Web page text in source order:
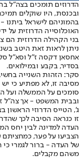
הדרוזים תומכים בצה"ל
ובכנסת, היו שוקלים
בהמוניהם לישראל
האוכלוסייה הדרוזית על
בני הקהילה הדרוזית הם
ניתן לראות זאת היטב
אחסאן דקסה ז"ל וסא"ל
בסדיר, בקבע ובמילואים.
סקר: הזהות השנייה
מסיבה זו, לא מפתיע כי
סומכים על הממשלה ועל
ובבית המשפט - אך צה"ל
ג', הטייס הדרוזי הראשון
זו כנראה הסיבה לכך
הצביעו על פער,
של העדה - ברור לגמרי כי
משהם מקבלים.